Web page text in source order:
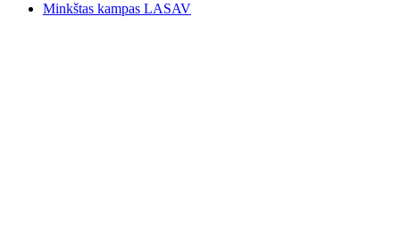
Minkštas kampas LASAV